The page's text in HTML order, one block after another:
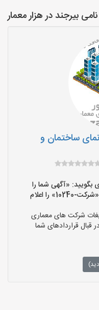
بیرجند در هزار معمار
ساختمان و
«آگهی شما را
در سایت «هزار معمار» دیده ام و کد «شرکت-10240» را اعلام
شرکت های معماری
قراردادهای شما